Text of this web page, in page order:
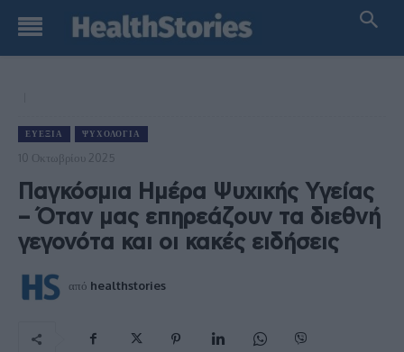
ΕΥΕΞΊΑ ΨΥΧΟΛΟΓΊΑ
10 Οκτωβρίου 2025
Παγκόσμια Ημέρα Ψυχικής Υγείας
– Όταν μας επηρεάζουν τα διεθνή
γεγονότα και οι κακές ειδήσεις
από healthstories